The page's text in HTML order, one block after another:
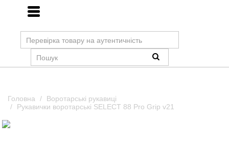
Головна
Воротарські рукавиці
Рукавички воротарські SELECT 88 Pro Grip v21